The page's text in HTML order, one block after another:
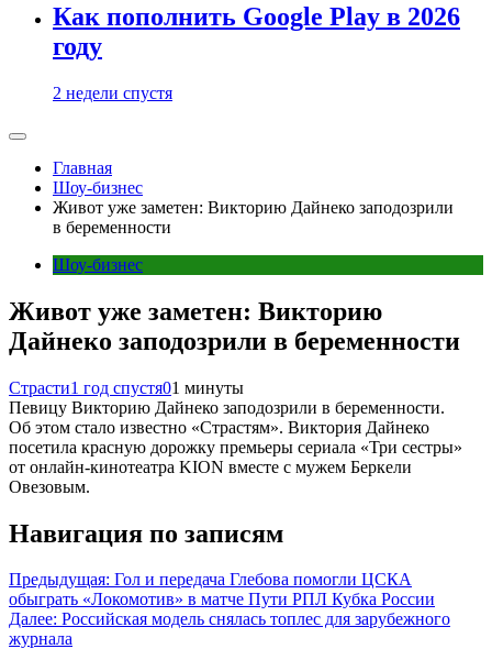
Как пополнить Google Play в 2026
году
2 недели спустя
Главная
Шоу-бизнес
Живот уже заметен: Викторию Дайнеко заподозрили
в беременности
Шоу-бизнес
Живот уже заметен: Викторию
Дайнеко заподозрили в беременности
Страсти1 год спустя01 минуты
Певицу Викторию Дайнеко заподозрили в беременности.
Об этом стало известно «Страстям». Виктория Дайнеко
посетила красную дорожку премьеры сериала «Три сестры»
от онлайн-кинотеатра KION вместе с мужем Беркели
Овезовым.
Навигация по записям
Предыдущая: Гол и передача Глебова помогли ЦСКА
обыграть «Локомотив» в матче Пути РПЛ Кубка России
Далее: Российская модель снялась топлес для зарубежного
журнала